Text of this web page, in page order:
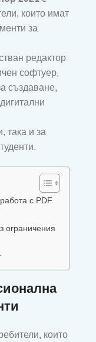
които имат
за
редактор
софтуер,
създаване,
така и за
с PDF
ограничения
които